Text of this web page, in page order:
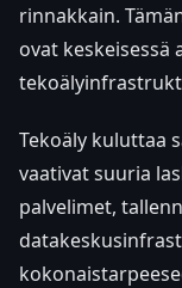
rinnakkain.
ovat keskeisessä
Tekoäly kuluttaa
vaativat suuria
palvelimet,